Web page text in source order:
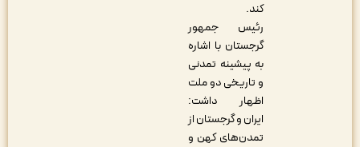
رئیس جمهور
گرجستان با اشاره
به پیشینه تمدنی
و تاریخی دو ملت
اظهار داشت:
ایران و گرجستان از
تمدن‌های کهن و